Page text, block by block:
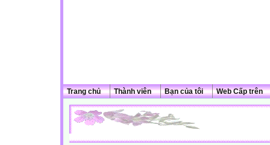
Trang chủ Thành viên Bạn của tôi Web Cấp trên